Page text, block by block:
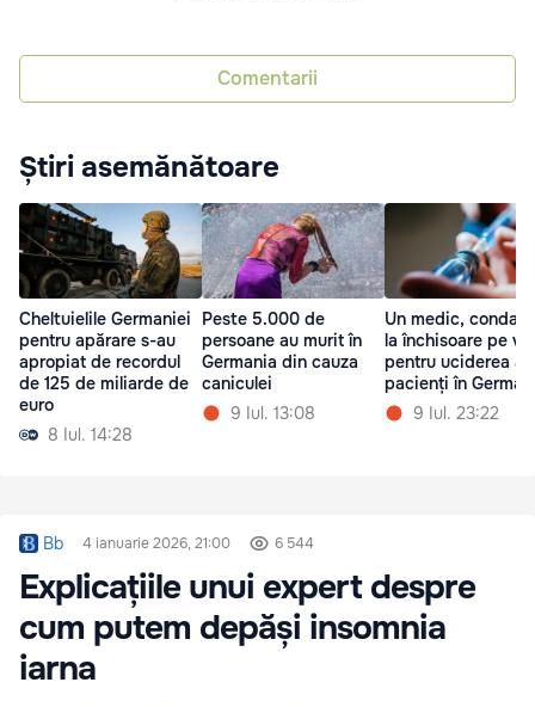
Comentarii
Știri asemănătoare
Cheltuielile Germaniei
pentru apărare s-au
apropiat de recordul
de 125 de miliarde de
euro
8 Iul. 14:28
Peste 5.000 de
persoane au murit în
Germania din cauza
caniculei
9 Iul. 13:08
Un medic,
la închisoare pe
pentru uciderea a
pacienți în
9 Iul. 23:22
Bb 4 ianuarie 2026, 21:00 6 544
Explicațiile unui expert despre
cum putem depăși insomnia
iarna